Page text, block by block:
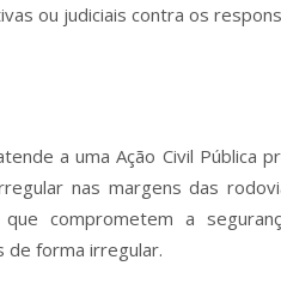
ou judiciais contra os
a uma Ação Civil Pública
nas margens das
que comprometem a
de forma irregular.